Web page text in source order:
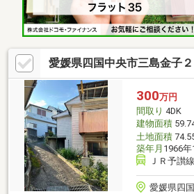
愛媛県四国中央市三島金子
300万円
間取り 4DK
建物面積
土地面積
築年月 1966
ＪＲ予讃
愛媛県四